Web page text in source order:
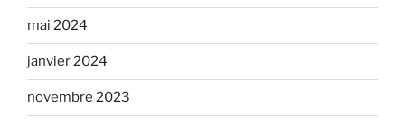
mai 2024
janvier 2024
novembre 2023